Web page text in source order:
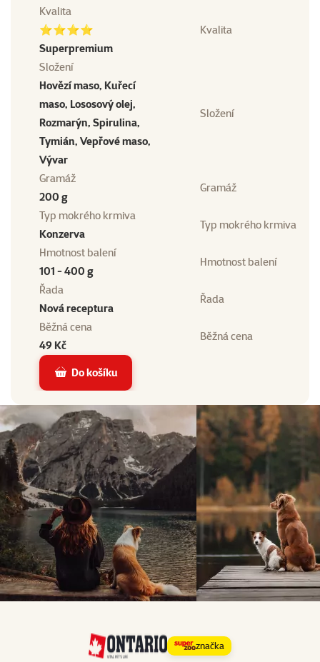
Kvalita
⭐⭐⭐⭐
Superpremium
Kvalita
Složení
Hovězí maso, Kuřecí
maso, Lososový olej,
Rozmarýn, Spirulina,
Tymián, Vepřové maso,
Vývar
Složení
Gramáž
200 g
Gramáž
Typ mokrého krmiva
Konzerva
Typ mokrého krmiva
Hmotnost balení
101 - 400 g
Hmotnost balení
Řada
Nová receptura
Řada
Běžná cena
49 Kč
Běžná cena
Do košíku
značka